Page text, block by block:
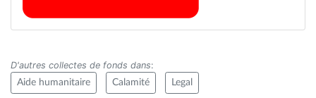
D'autres collectes de fonds dans:
Aide humanitaire Calamité Legal